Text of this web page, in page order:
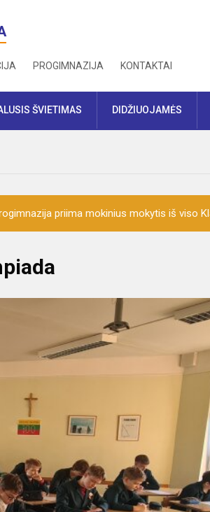
PROGIMNAZIJA KONTAKTAI
ŠVIETIMAS DIDŽIUOJAMĖS
priima mokinius mokytis iš viso